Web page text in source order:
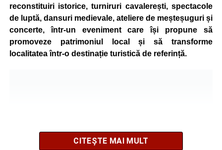
reconstituiri istorice, turniruri cavalerești, spectacole
de luptă, dansuri medievale, ateliere de meșteșuguri și
concerte, într-un eveniment care își propune să
promoveze patrimoniul local și să transforme
localitatea într-o destinație turistică de referință.
CITEȘTE MAI MULT